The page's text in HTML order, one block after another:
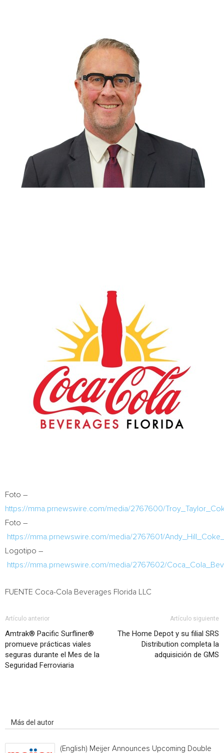
Foto –
https://mma.prnewswire.com/media/2767600/
Foto –
https://mma.prnewswire.com/media/2767601/
Logotipo –
https://mma.prnewswire.com/media/2767602/
FUENTE Coca-Cola Beverages Florida LLC
Artículo anterior
Amtrak® Pacific Surfliner®
promueve prácticas viales
seguras durante el Mes de la
Seguridad Ferroviaria
Artículo siguiente
The Home Depot y su filial SRS
Distribution completa la
adquisición de GMS
Más del autor
(English) Meijer Announces Upcoming Double